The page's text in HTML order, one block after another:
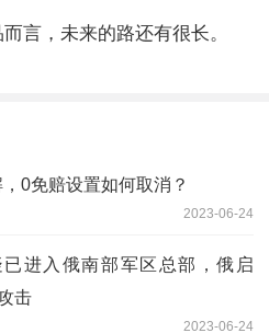
言，未来的路还有很长。
0免赔设置如何取消？
2023-06-24
进入俄南部军区总部，俄启
击
2023-06-24